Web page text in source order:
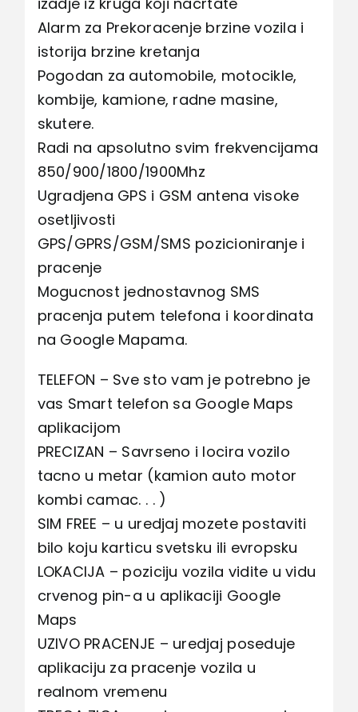
Alarm za Prekoracenje brzine vozila i
istorija brzine kretanja
Pogodan za automobile, motocikle,
kombije, kamione, radne masine,
skutere.
Radi na apsolutno svim frekvencijama
850/900/1800/1900Mhz
Ugradjena GPS i GSM antena visoke
osetljivosti
GPS/GPRS/GSM/SMS pozicioniranje i
pracenje
Mogucnost jednostavnog SMS
pracenja putem telefona i koordinata
na Google Mapama.
TELEFON – Sve sto vam je potrebno je
vas Smart telefon sa Google Maps
aplikacijom
PRECIZAN – Savrseno i locira vozilo
tacno u metar (kamion auto motor
kombi camac. . . )
SIM FREE – u uredjaj mozete postaviti
bilo koju karticu svetsku ili evropsku
LOKACIJA – poziciju vozila vidite u vidu
crvenog pin-a u aplikaciji Google
Maps
UZIVO PRACENJE – uredjaj poseduje
aplikaciju za pracenje vozila u
realnom vremenu